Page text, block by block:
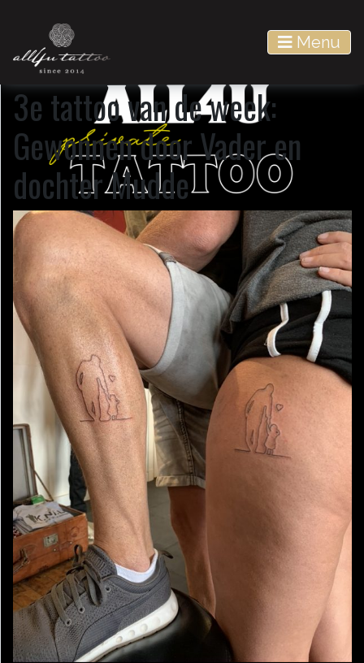
Main Navigation Menu
3e tattoo van de week:
Gewonnen door Vader en
dochter Mudde